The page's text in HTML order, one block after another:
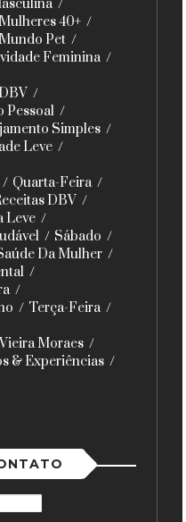
Mulheres 40+
Mundo Pet
Feminina
Pessoal
Simples
Leve
Quarta-Feira
DBV
Leve
Sábado
Da Mulher
Terça-Feira
Moraes
& Experiências